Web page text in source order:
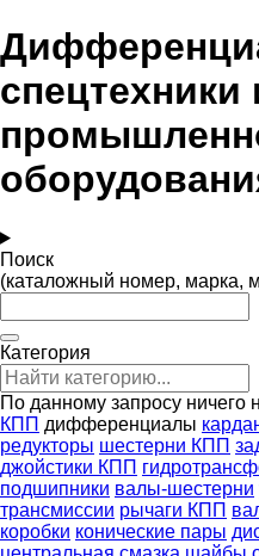
спецтехники
Поиск
(каталожный номер, марка,
Категория
По данному запросу ничего
КПП дифференциалы
редукторы шестерни КПП
джойстики КПП
подшипники валы-шестерни
трансмиссии рычаги КПП
коробки конические пары